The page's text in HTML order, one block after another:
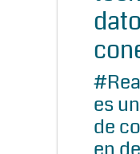
es
de